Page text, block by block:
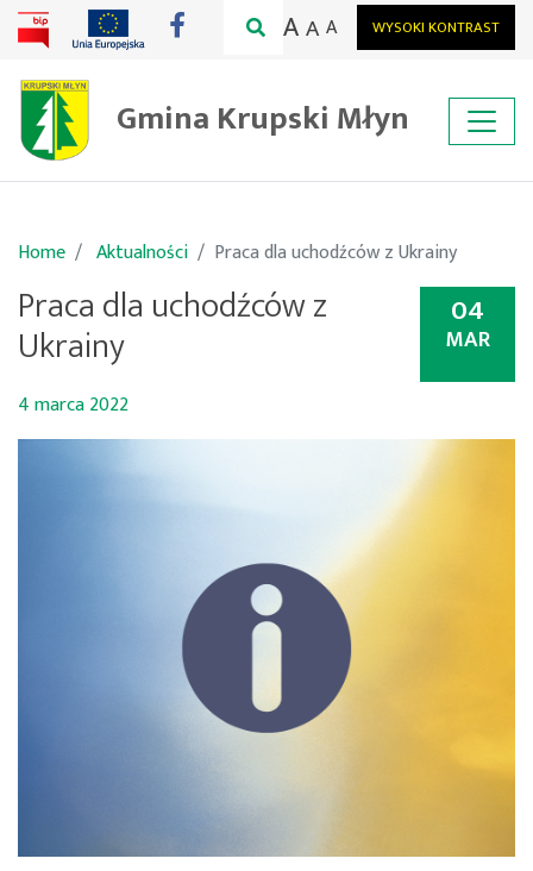
WYSOKI KONTRAST
AA A
Gmina Krupski Młyn
Home Aktualności Praca dla uchodźców z Ukrainy
04
MAR
Praca dla uchodźców z
Ukrainy
4 marca 2022